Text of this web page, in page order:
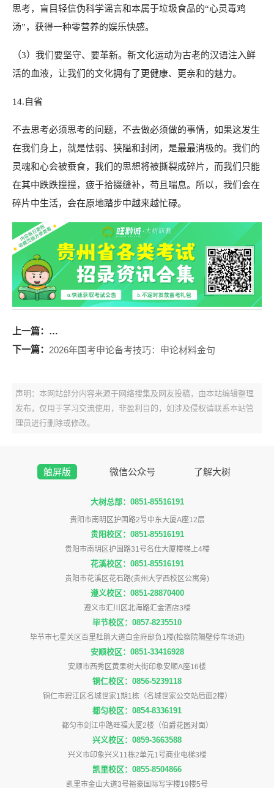
思考，盲目轻信伪科学谣言和本属于垃圾食品的“心灵毒鸡
汤”，获得一种零营养的娱乐快感。
（3）我们要坚守、要革新。新文化运动为古老的汉语注入鲜
活的血液，让我们的文化拥有了更健康、更亲和的魅力。
14.自省
不去思考必须思考的问题，不去做必须做的事情，如果这发生
在我们身上，就是怯弱、狭隘和封闭，是最最消极的。我们的
灵魂和心会被蚕食，我们的思想将被撕裂成碎片，而我们只能
在其中跌跌撞撞，疲于拾掇缝补，苟且喘息。所以，我们会在
碎片中生活，会在原地踏步中越来越忙碌。
上一篇：
2026年国考申论备考技巧：申论材料金句——文化（三
下一篇： 2026年国考申论备考技巧：申论材料金句
声明：本网站部分内容来源于网络搜集及网友投稿，由本站编辑整理
发布，仅用于学习交流使用，非盈利目的，如涉及侵权请联系本站管
理员进行删除或修改。
触屏版 微信公众号 了解大树
大树总部：0851-85516191
贵阳市南明区护国路2号中东大厦A座12层
贵阳校区：0851-85516191
贵阳市南明区护国路31号名仕大厦楼梯上4楼
花溪校区：0851-85516191
贵阳市花溪区花石路(贵州大学西校区公寓旁)
遵义校区：0851-28870400
遵义市汇川区北海路汇金酒店3楼
毕节校区：0857-8235510
毕节市七星关区百里杜鹃大道白金府邸负1楼(检察院隔壁停车场进)
安顺校区：0851-33416928
安顺市西秀区黄果树大街印象安顺A座16楼
铜仁校区：0856-5239118
铜仁市碧江区名城世家1期1栋（名城世家公交站后面2楼）
都匀校区：0854-8336191
都匀市剑江中路旺福大厦2楼（伯爵花园对面）
兴义校区：0859-3663588
兴义市印象兴义11栋2单元1号商业电梯3楼
凯里校区：0855-8504866
凯里市金山大道3号裕豪国际写字楼19楼5号